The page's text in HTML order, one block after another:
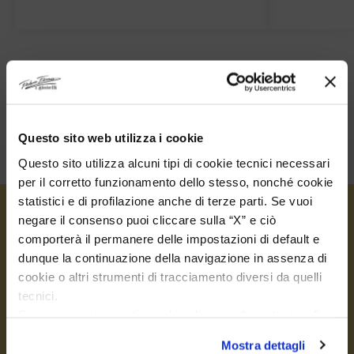
Questo sito web utilizza i cookie
Questo sito utilizza alcuni tipi di cookie tecnici necessari
per il corretto funzionamento dello stesso, nonché cookie
statistici e di profilazione anche di terze parti. Se vuoi
negare il consenso puoi cliccare sulla “X” e ciò
comporterà il permanere delle impostazioni di default e
dunque la continuazione della navigazione in assenza di
cookie o altri strumenti di tracciamento diversi da quelli
tecnici.
Mostra dettagli
WERDEN SIE MITGLIED IM